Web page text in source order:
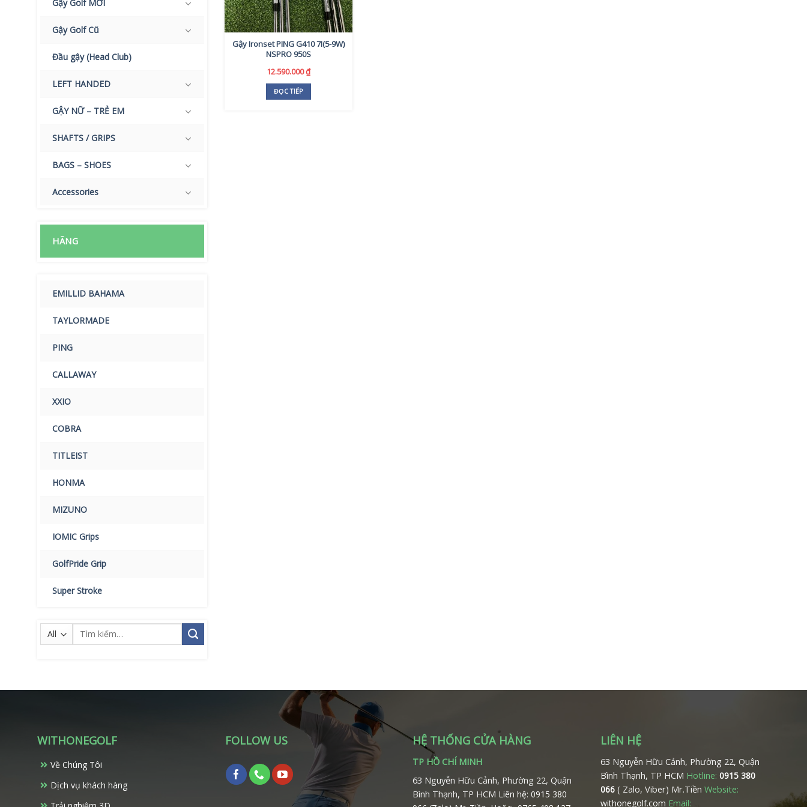
Gậy Golf MỚI
Gậy Golf Cũ
Đầu gậy (Head Club)
LEFT HANDED
GẬY NỮ – TRẺ EM
SHAFTS / GRIPS
BAGS – SHOES
Accessories
HÃNG
EMILLID BAHAMA
TAYLORMADE
PING
CALLAWAY
XXIO
COBRA
TITLEIST
HONMA
MIZUNO
IOMIC Grips
GolfPride Grip
Super Stroke
Tìm
kiếm:
Gậy Ironset PING G410 7I(5-9W)
NSPRO 950S
12.590.000₫
ĐỌC TIẾP
WITHONEGOLF
Về Chúng Tôi
Dịch vụ khách hàng
FOLLOW US HỆ THỐNG CỬA HÀNG
TP HỒ CHÍ MINH
63 Nguyễn Hữu Cảnh, Phường 22, Quận
Bình Thạnh, TP HCM Liên hệ: 0915 380
LIÊN HỆ
63 Nguyễn Hữu Cảnh, Phường 22, Quận
Bình Thạnh, TP HCM Hotline: 0915 380
066( Zalo, Viber) Mr.Tiền Website:
withonegolf.com Email: